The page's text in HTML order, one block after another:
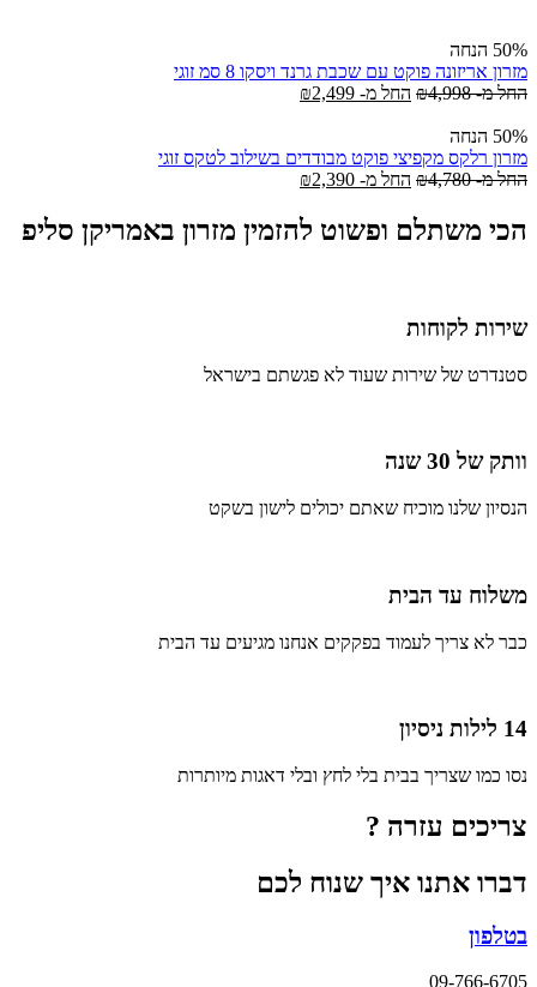
50% הנחה
מזרון אריזונה פוקט עם שכבת גרנד ויסקו 8 סמ זוגי
החל מ-
₪4,998 החל מ- ₪2,499
50% הנחה
מזרון רלקס מקפיצי פוקט מבודדים בשילוב לטקס זוגי
החל מ-
₪4,780 החל מ- ₪2,390
הכי משתלם ופשוט להזמין מזרון באמריקן סליפ
שירות לקוחות
סטנדרט של שירות שעוד לא פגשתם בישראל
וותק של 30 שנה
הנסיון שלנו מוכיח שאתם יכולים לישון בשקט
משלוח עד הבית
כבר לא צריך לעמוד בפקקים אנחנו מגיעים עד הבית
14 לילות ניסיון
נסו כמו שצריך בבית בלי לחץ ובלי דאגות מיותרות
צריכים עזרה ?
דברו אתנו איך שנוח לכם
בטלפון
09-766-6705